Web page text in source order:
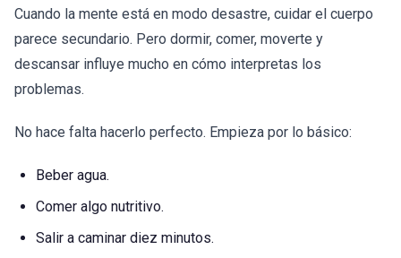
Cuando la mente está en modo desastre, cuidar el cuerpo
parece secundario. Pero dormir, comer, moverte y
descansar influye mucho en cómo interpretas los
problemas.
No hace falta hacerlo perfecto. Empieza por lo básico:
Beber agua.
Comer algo nutritivo.
Salir a caminar diez minutos.